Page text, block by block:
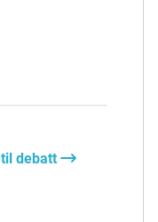
til debatt